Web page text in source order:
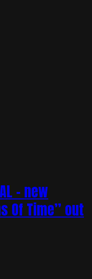
– new
Of Time” out